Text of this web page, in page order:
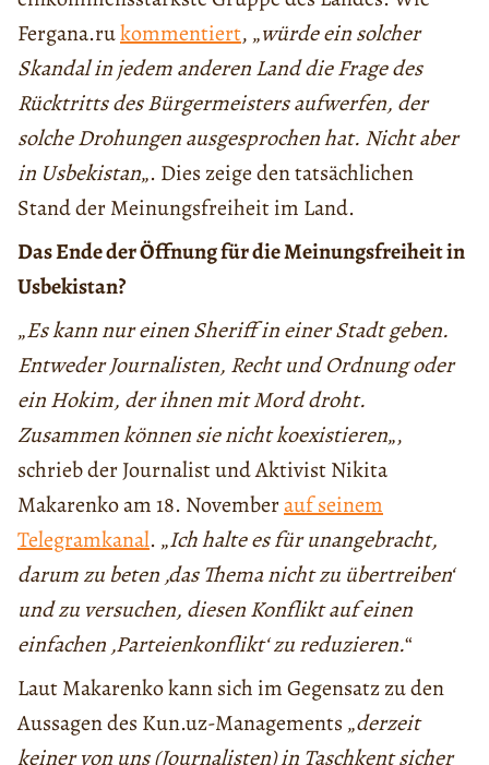
Fergana.rukommentiert, „würde ein solcher
Skandal in jedem anderen Land die Frage des
Rücktritts des Bürgermeisters aufwerfen, der
solche Drohungen ausgesprochen hat. Nicht aber
in Usbekistan„. Dies zeige den tatsächlichen
Stand der Meinungsfreiheit im Land.
Das Ende der Öffnung für die Meinungsfreiheit in
Usbekistan?
„Es kann nur einen Sheriff in einer Stadt geben.
Entweder Journalisten, Recht und Ordnung oder
ein Hokim, der ihnen mit Mord droht.
Zusammen können sie nicht koexistieren„,
schrieb der Journalist und Aktivist Nikita
Makarenko am 18. Novemberauf seinem
Telegramkanal. „Ich halte es für unangebracht,
darum zu beten ‚das Thema nicht zu übertreiben‘
und zu versuchen, diesen Konflikt auf einen
einfachen ‚Parteienkonflikt‘ zu reduzieren.“
Laut Makarenko kann sich im Gegensatz zu den
Aussagen des Kun.uz-Managements „derzeit
keiner von uns (Journalisten) in Taschkent sicher